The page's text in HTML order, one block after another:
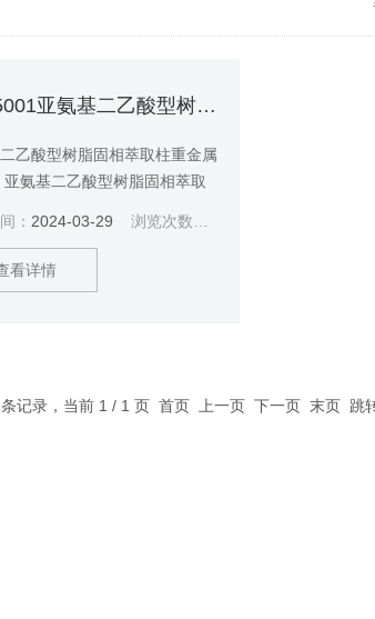
CNJ5001亚氨基二乙酸型树脂固相萃取柱重金属铅检测
乙酸型树脂固相萃取柱重金属
亚氨基二乙酸型树脂固相萃取
相萃取柱:填料为亚氨基二乙酸
相当者
符合
： 2024-03-29 浏览次数：
看详情
记录，当前 1 / 1 页 首页 上一页 下一页 末页 跳